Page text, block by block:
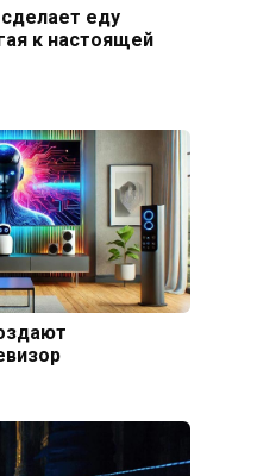
еду
к настоящей